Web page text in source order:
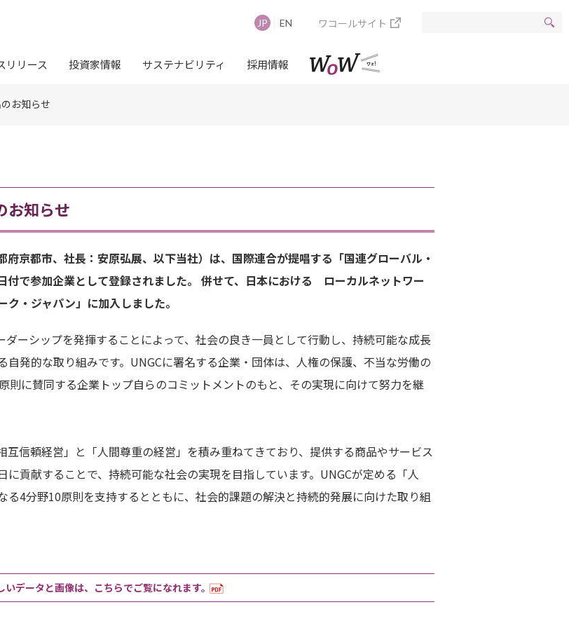
リリース 投資家情報 サステナビリティ 採用情報
JP EN ワコールサイト
お知らせ
お知らせ
京都市、社長：安原弘展、以下当社）は、国際連合が提唱する「国連グローバル・
付で参加企業として登録されました。 併せて、日本における ローカルネットワー
・ジャパン」に加入しました。
ーシップを発揮することによって、社会の良き一員として行動し、持続可能な成長
発的な取り組みです。UNGCに署名する企業・団体は、人権の保護、不当な労働の
則に賛同する企業トップ自らのコミットメントのもと、その実現に向けて努力を継
信頼経営」と「人間尊重の経営」を積み重ねてきており、提供する商品やサービス
貢献することで、持続可能な社会の実現を目指しています。UNGCが定める「人
4分野10原則を支持するとともに、社会的課題の解決と持続的発展に向けた取り組
いデータと画像は、こちらでご覧になれます。